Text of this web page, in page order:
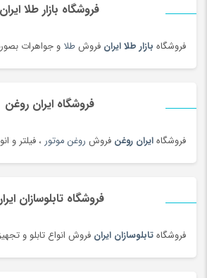
فروشگاه بازار طلا ایران
فروشگاه بازار طلا ایران فروشطلا و جواهرات
فروشگاه ایران روغن
فروشگاهایران روغن فروش روغن موتور ، فیلتر و
فروشگاه تابلوسازان
فروشگاهتابلوسازان ایران فروش انواع تابلو و